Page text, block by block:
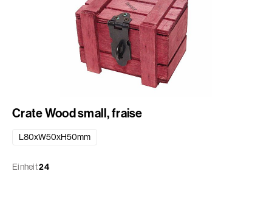
Crate Wood small, fraise
L80xW50xH50mm
Einheit24